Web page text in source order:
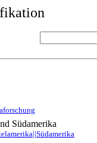
Südamerika